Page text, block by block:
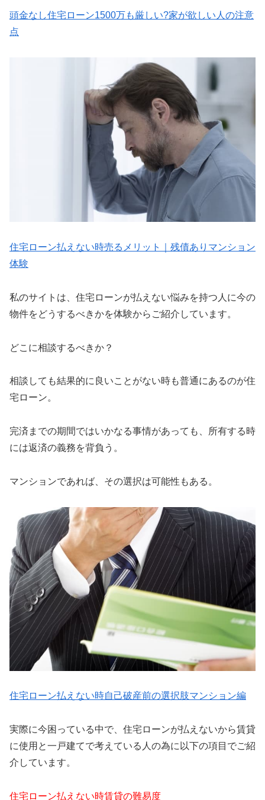
頭金なし住宅ローン1500万も厳しい?家が欲しい人の注意
点
住宅ローン払えない時売るメリット｜残債ありマンション
体験
私のサイトは、住宅ローンが払えない悩みを持つ人に今の
物件をどうするべきかを体験からご紹介しています。
どこに相談するべきか？
相談しても結果的に良いことがない時も普通にあるのが住
宅ローン。
完済までの期間ではいかなる事情があっても、所有する時
には返済の義務を背負う。
マンションであれば、その選択は可能性もある。
住宅ローン払えない時自己破産前の選択肢マンション編
実際に今困っている中で、住宅ローンが払えないから賃貸
に使用と一戸建てで考えている人の為に以下の項目でご紹
介しています。
住宅ローン払えない時賃貸の難易度